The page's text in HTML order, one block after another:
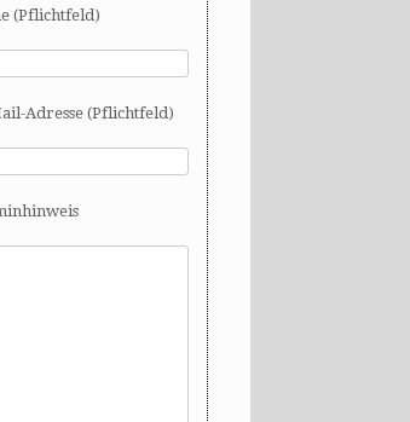
(Pflichtfeld)
Adresse (Pflichtfeld)